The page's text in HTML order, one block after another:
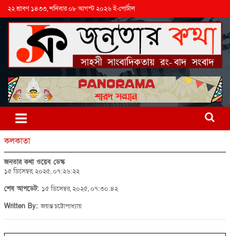
২২ শ্রাবণ ১৪৩৩, শনিবার ০৮ আগস্ট ২০২৬ ই-পোর্টাল
কলকাতা
জনতার কথা ওয়েব ডেস্ক
১৫ ডিসেম্বর, ২০২৫, ০৭:২৬:২২
শেষ আপডেট: ১৫ ডিসেম্বর, ২০২৫, ০৭:৩০:৪২
Written By:জয়ন্ত চট্টোপাধ্যায়